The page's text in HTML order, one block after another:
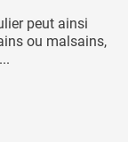
peut ainsi
ou malsains,